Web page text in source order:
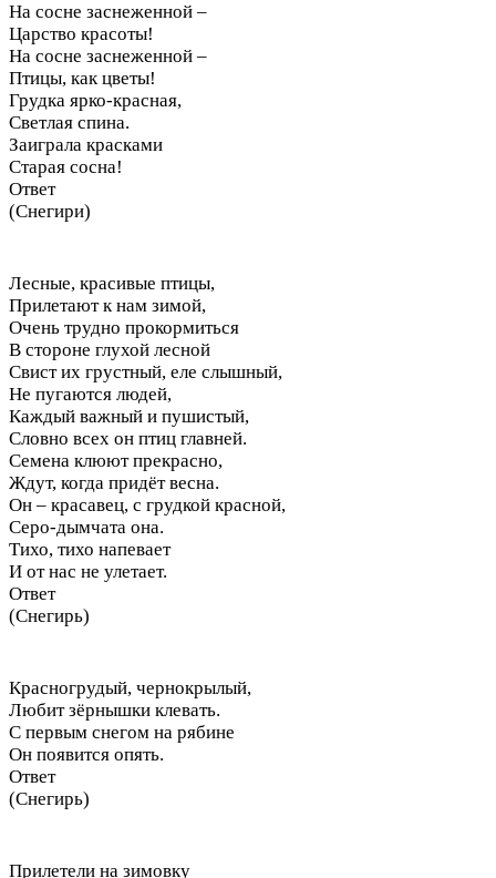
На сосне заснеженной –
Царство красоты!
На сосне заснеженной –
Птицы, как цветы!
Грудка ярко-красная,
Светлая спина.
Заиграла красками
Старая сосна!
Ответ
(Снегири)
Лесные, красивые птицы,
Прилетают к нам зимой,
Очень трудно прокормиться
В стороне глухой лесной
Свист их грустный, еле слышный,
Не пугаются людей,
Каждый важный и пушистый,
Словно всех он птиц главней.
Семена клюют прекрасно,
Ждут, когда придёт весна.
Он – красавец, с грудкой красной,
Серо-дымчата она.
Тихо, тихо напевает
И от нас не улетает.
Ответ
(Снегирь)
Красногрудый, чернокрылый,
Любит зёрнышки клевать.
С первым снегом на рябине
Он появится опять.
Ответ
(Снегирь)
Прилетели на зимовку